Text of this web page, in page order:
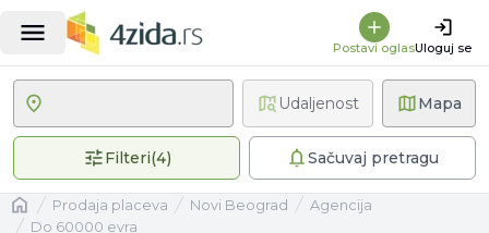
Postavi oglasUloguj se
Mapa
Filteri(4)4 primenjena filteraSačuvaj pretragu
Udaljenost
Naslovnaprodaja placeva Novi Beograd
agencija
Do 60000 evra